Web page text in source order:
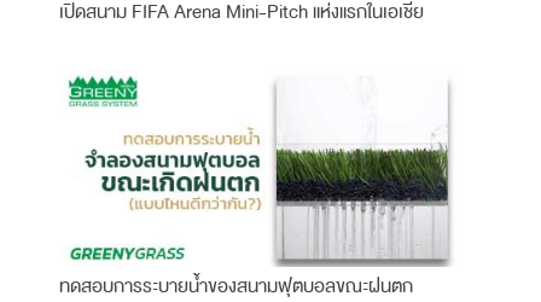
เปิดสนาม FIFA Arena Mini-Pitch แห่งแรกในเอเชีย
ทดสอบการระบายน้ำของสนามฟุตบอลขณะฝนตก